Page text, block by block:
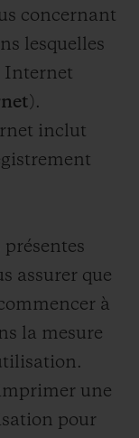
concernant
lesquelles
Internet
).
inclut
assurer que
à
la mesure
une
pour